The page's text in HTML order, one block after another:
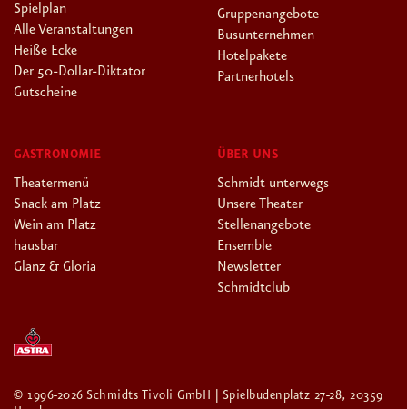
Spielplan
Alle Veranstaltungen
Heiße Ecke
Der 50-Dollar-Diktator
Gutscheine
Gruppenangebote
Busunternehmen
Hotelpakete
Partnerhotels
GASTRONOMIE
Theatermenü
Snack am Platz
Wein am Platz
hausbar
Glanz & Gloria
ÜBER UNS
Schmidt unterwegs
Unsere Theater
Stellenangebote
Ensemble
Newsletter
Schmidtclub
© 1996-2026 Schmidts Tivoli GmbH | Spielbudenplatz 27-28, 20359